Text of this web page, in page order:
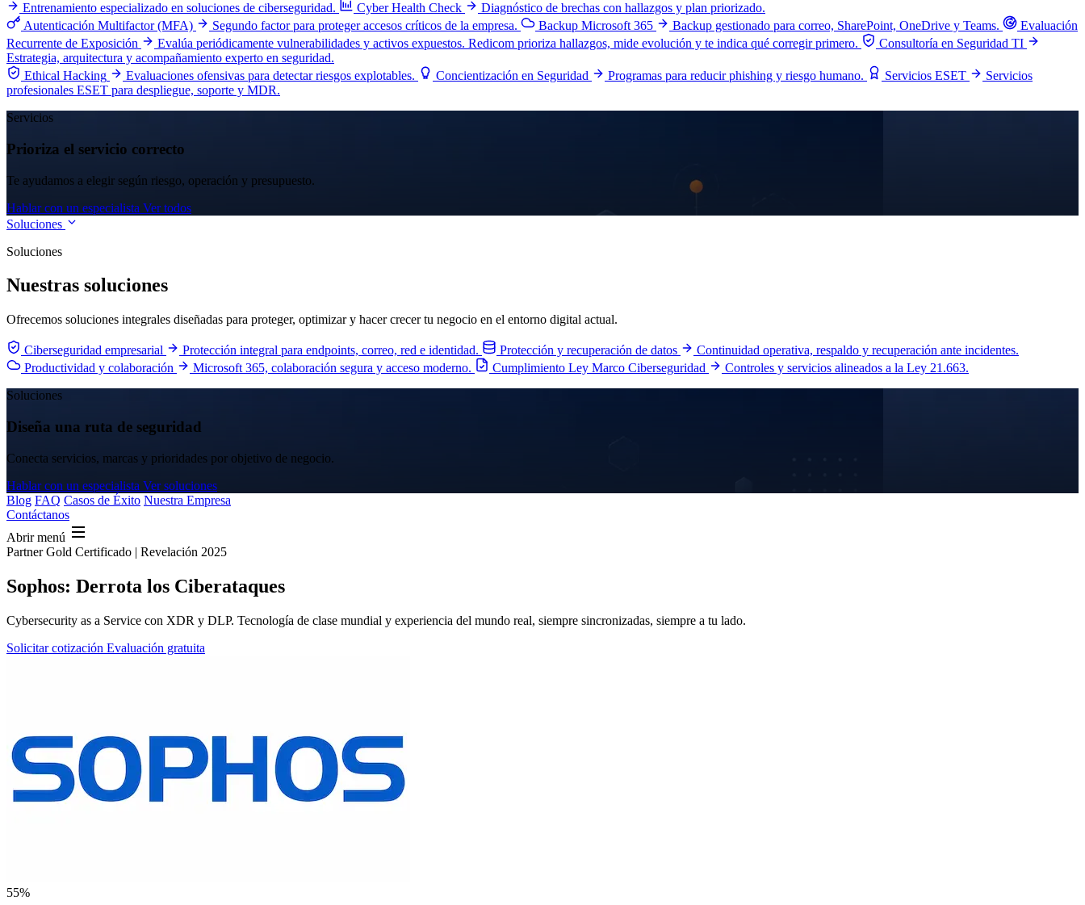
Entrenamiento especializado en soluciones de ciberseguridad.
Cyber Health Check
Diagnóstico de brechas con hallazgos y plan priorizado.
Autenticación Multifactor (MFA)
Segundo factor para proteger accesos críticos de la empresa. Backup Microsoft 365 Backup gestionado para correo, SharePoint, OneDrive y Teams.
Evaluación
Recurrente de Exposición
Evalúa periódicamente vulnerabilidades y activos expuestos. Redicom prioriza hallazgos, mide evolución y te indica qué corregir primero.
Consultoría en Seguridad TI
Estrategia, arquitectura y acompañamiento experto en seguridad.
Ethical Hacking
Evaluaciones ofensivas para detectar riesgos explotables. Concientización en Seguridad Programas para reducir phishing y riesgo humano. Servicios ESET
Servicios
profesionales ESET para despliegue, soporte y MDR.
Servicios
Prioriza el servicio correcto
Te ayudamos a elegir según riesgo, operación y presupuesto.
Hablar con un especialista Ver todos
Soluciones
Soluciones
Nuestras soluciones
Ofrecemos soluciones integrales diseñadas para proteger, optimizar y hacer crecer tu negocio en el entorno digital actual.
Ciberseguridad empresarial Protección integral para endpoints, correo, red e identidad. Protección y recuperación de datos
Continuidad operativa, respaldo y recuperación ante incidentes.
Productividad y colaboración
Microsoft 365, colaboración segura y acceso moderno. Cumplimiento Ley Marco Ciberseguridad
Controles y servicios alineados a la Ley 21.663.
Soluciones
Diseña una ruta de seguridad
Conecta servicios, marcas y prioridades por objetivo de negocio.
Hablar con un especialista Ver soluciones
Blog FAQ Casos de Éxito Nuestra Empresa
Contáctanos
Abrir menú
Partner Gold Certificado | Revelación 2025
Sophos: Derrota los Ciberataques
Cybersecurity as a Service con XDR y DLP. Tecnología de clase mundial y experiencia del mundo real, siempre sincronizadas, siempre a tu lado.
Solicitar cotización Evaluación gratuita
55%